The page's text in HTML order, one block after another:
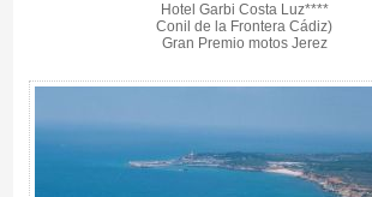
Hotel Garbi Costa Luz****
Conil de la Frontera Cádiz)
Gran Premio motos Jerez